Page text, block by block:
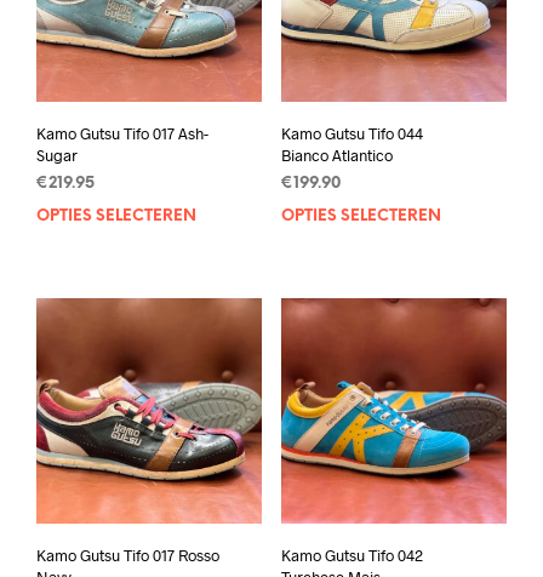
Kamo Gutsu Tifo 017 Ash-
Sugar
€219.95
OPTIES SELECTEREN
Dit
meerdere
variaties.
Deze
optie
kan
gekozen
worden
op
de
productpagina
Kamo Gutsu Tifo 044
Bianco Atlantico
€ 199.90
OPTIES SELECTEREN
op
de
Kamo Gutsu Tifo 017 Rosso
Kamo Gutsu Tifo 042